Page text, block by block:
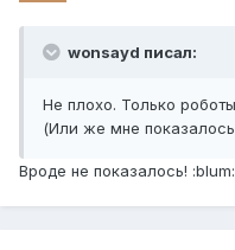
wonsayd писал:
Не плохо. Только
(Или же мне показалось
Вроде не показалось! :blum: